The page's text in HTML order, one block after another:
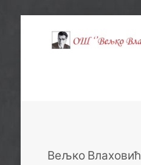
Вељко Влаховић